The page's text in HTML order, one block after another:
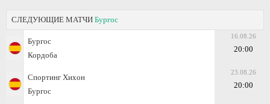
СЛЕДУЮЩИЕ МАТЧИ Бургос
Бургос
Кордоба
16.08.26
20:00
Спортинг Хихон
Бургос
23.08.26
20:00